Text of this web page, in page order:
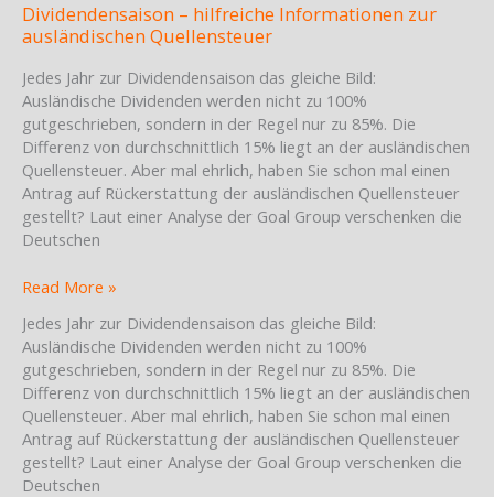
Dividendensaison – hilfreiche Informationen zur
ausländischen Quellensteuer
Jedes Jahr zur Dividendensaison das gleiche Bild:
Ausländische Dividenden werden nicht zu 100%
gutgeschrieben, sondern in der Regel nur zu 85%. Die
Differenz von durchschnittlich 15% liegt an der ausländischen
Quellensteuer. Aber mal ehrlich, haben Sie schon mal einen
Antrag auf Rückerstattung der ausländischen Quellensteuer
gestellt? Laut einer Analyse der Goal Group verschenken die
Deutschen
Dividendensaison
hilfreiche
Informationen
zur
ausländischen
Quellensteuer
Read More »
Jedes Jahr zur Dividendensaison das gleiche Bild:
Ausländische Dividenden werden nicht zu 100%
gutgeschrieben, sondern in der Regel nur zu 85%. Die
Differenz von durchschnittlich 15% liegt an der ausländischen
Quellensteuer. Aber mal ehrlich, haben Sie schon mal einen
Antrag auf Rückerstattung der ausländischen Quellensteuer
gestellt? Laut einer Analyse der Goal Group verschenken die
Deutschen